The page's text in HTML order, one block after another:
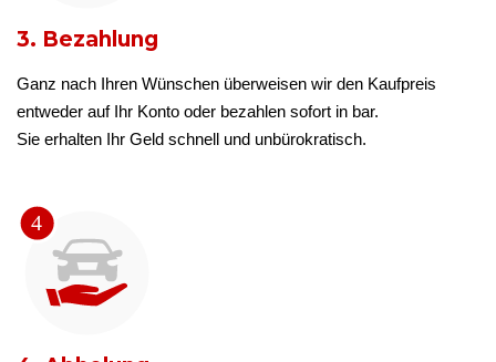
3. Bezahlung
Ganz nach Ihren Wünschen überweisen wir den Kaufpreis
entweder auf Ihr Konto oder bezahlen sofort in bar.
Sie erhalten Ihr Geld schnell und unbürokratisch.